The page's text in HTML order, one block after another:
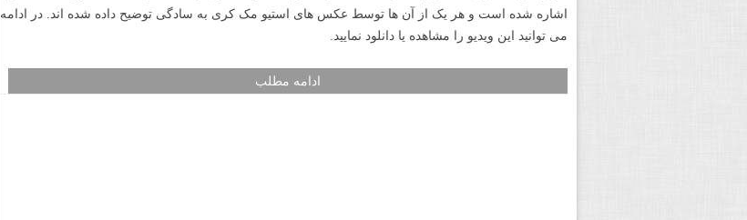
اشاره شده است و هر یک از آن ها توسط عکس های استیو مک کری به سادگی توضیح داده شده اند. در ادامه
می توانید این ویدیو را مشاهده یا دانلود نمایید.
ادامه مطلب